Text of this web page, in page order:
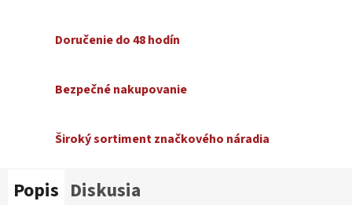
Doručenie do 48 hodín
Bezpečné nakupovanie
Široký sortiment značkového náradia
Popis Diskusia